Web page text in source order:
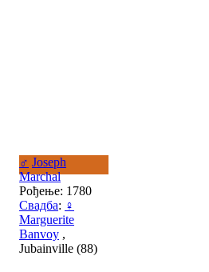
♂ Joseph
Marchal
Рођење: 1780
Свадба: ♀
Marguerite
Banvoy ,
Jubainville (88)